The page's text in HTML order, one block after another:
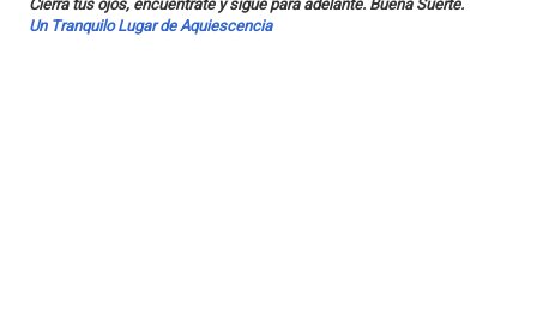
Cierra tus ojos, encuéntrate y sigue para adelante. Buena Suerte.
Un Tranquilo Lugar de Aquiescencia